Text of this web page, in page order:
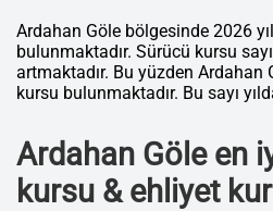
Ardahan Göle bölgesinde 2026
bulunmaktadır. Sürücü kursu
artmaktadır. Bu yüzden Ardahan
kursu bulunmaktadır. Bu sayı
Ardahan Göle en
kursu & ehliyet